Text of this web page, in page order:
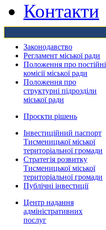
Контакти
Законодавство
Регламент міської ради
Положення про постійні
комісії міської ради
Положення про
структурні підрозділи
міської ради
Проєкти рішень
Інвестиційний паспорт
Тисменицької міської
територіальної громади
Стратегія розвитку
Тисменицької міської
територіальної громади
Публічні інвестиції
Центр надання
адміністративних
послуг